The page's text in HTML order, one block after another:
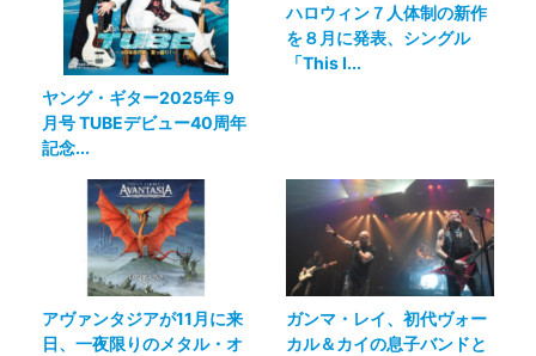
ヤング・ギター2025年９
月号 TUBEデビュー40周年
記念...
ハロウィン７人体制の新作
を８月に発表、シングル
「This I...
アヴァンタジアが11月に来
日、一夜限りのメタル・オ
ガンマ・レイ、初代ヴォー
カル＆カイの息子バンドと